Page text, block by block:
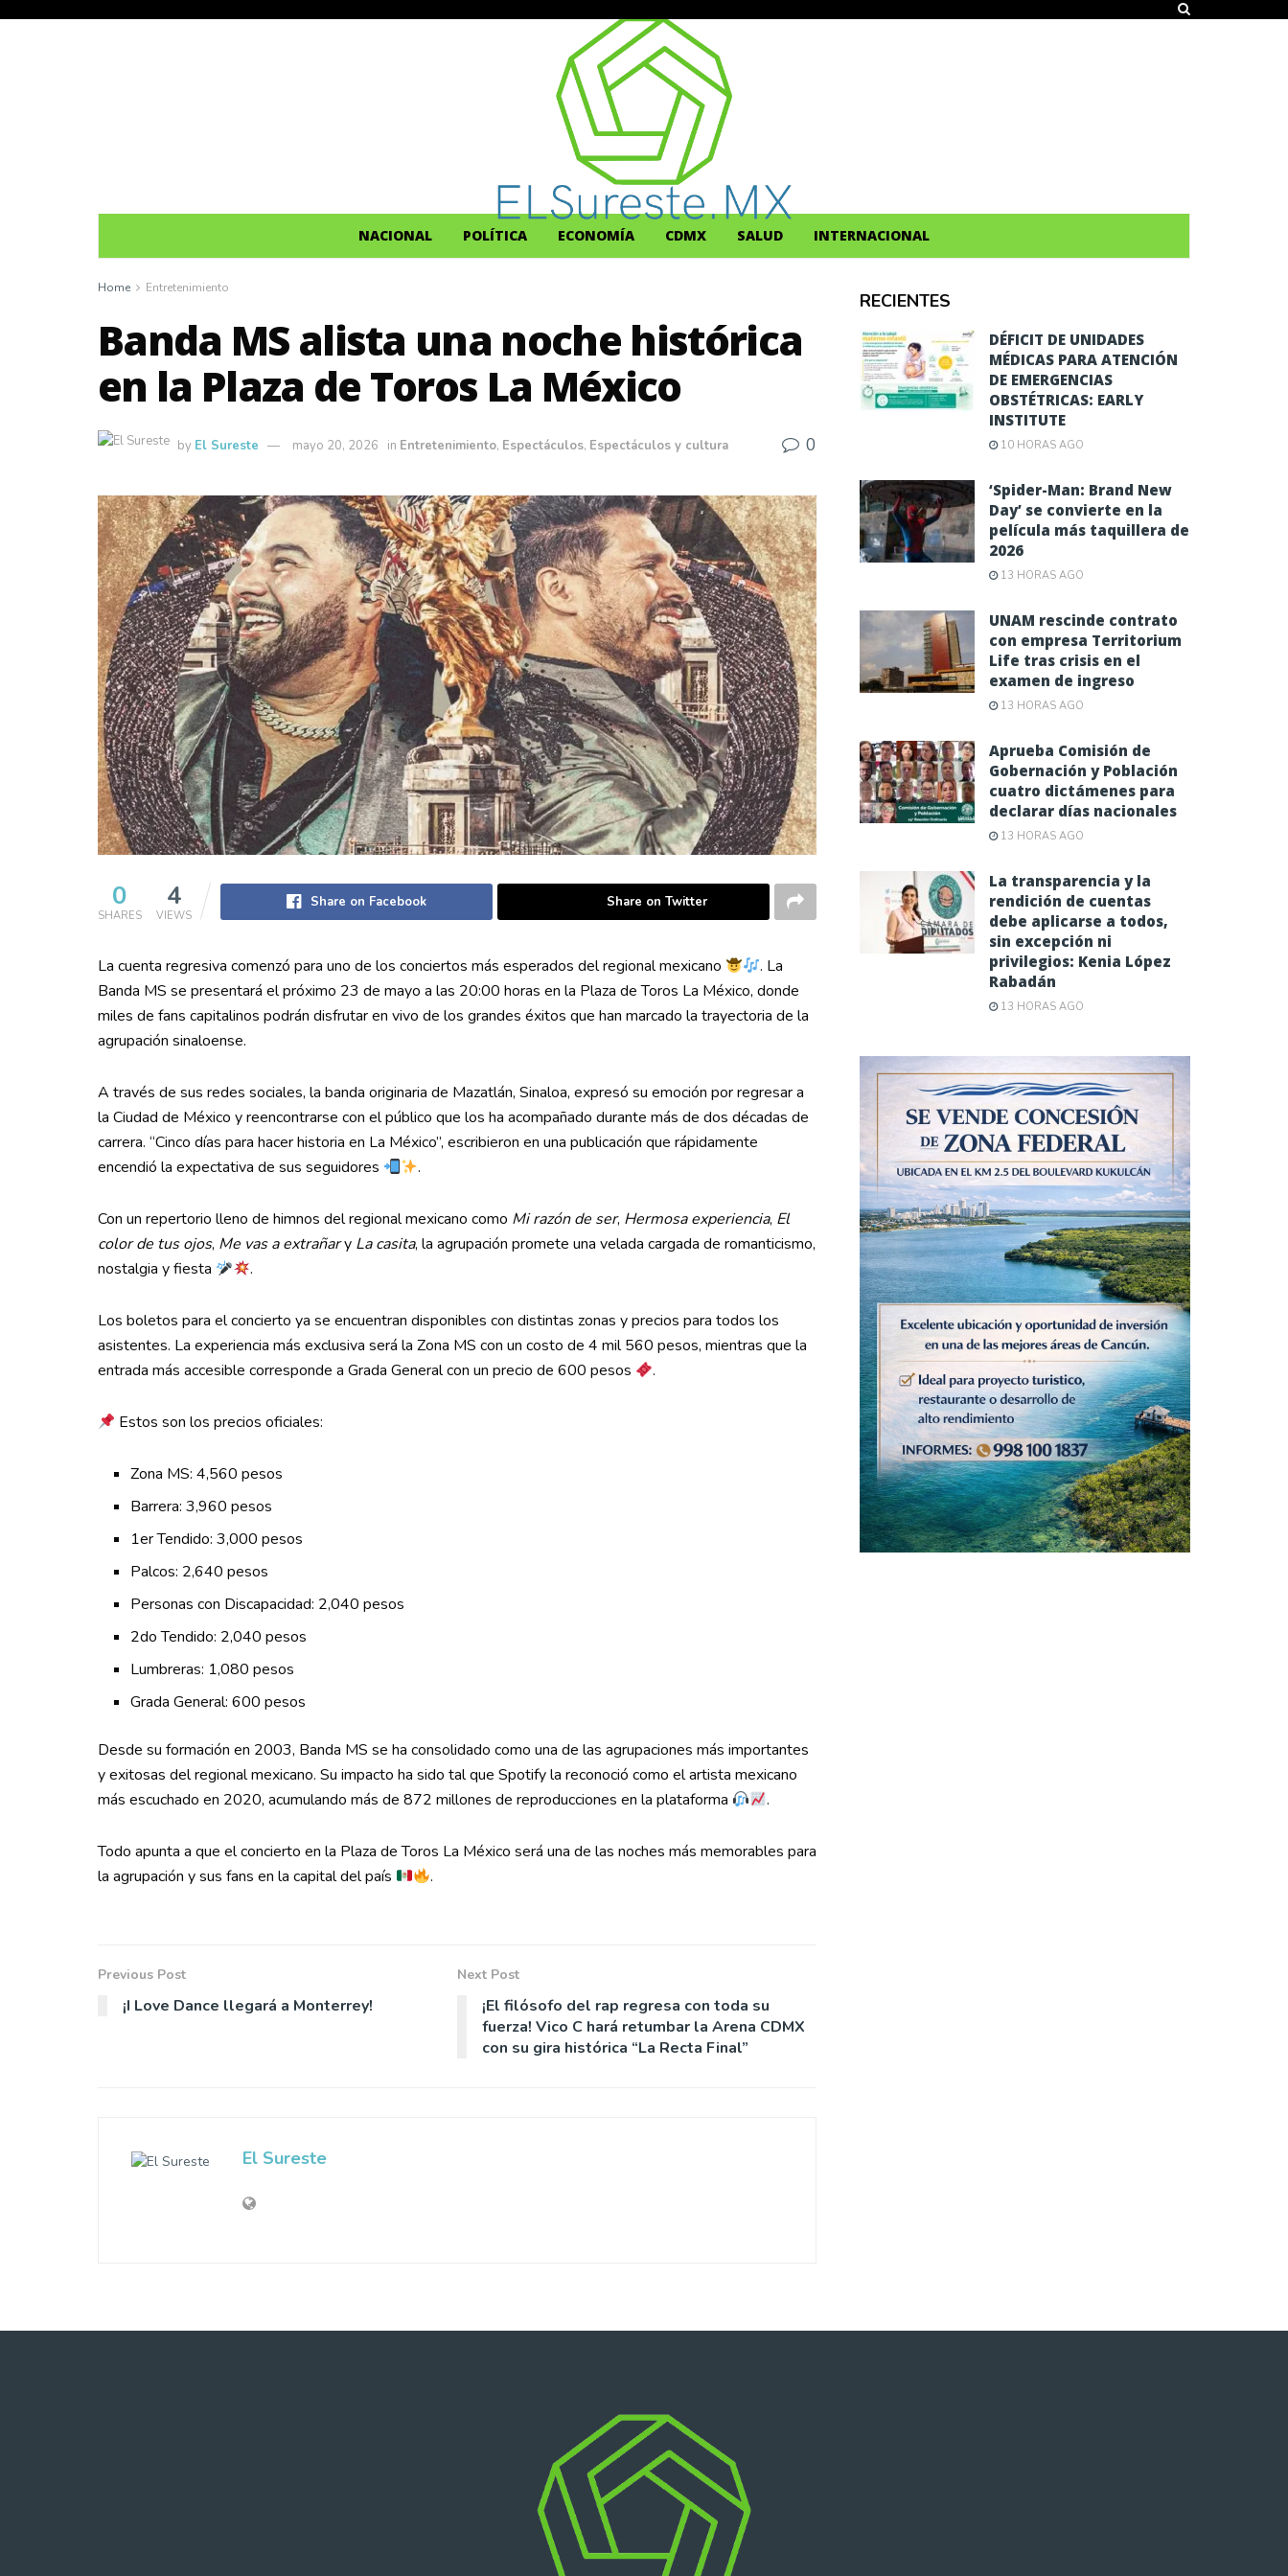
NACIONAL POLÍTICA ECONOMÍA CDMX SALUD INTERNACIONAL
Home Entretenimiento
Banda MS alista una noche histórica
en la Plaza de Toros La México
by El Sureste mayo 20, 2026 in Entretenimiento, Espectáculos, Espectáculos y cultura 0
0
SHARES
4
VIEWS
Share on Facebook Share on Twitter
La cuenta regresiva comenzó para uno de los conciertos más esperados del regional mexicano
. La
Banda MS se presentará el próximo 23 de mayo a las 20:00 horas en la Plaza de Toros La México, donde
miles de fans capitalinos podrán disfrutar en vivo de los grandes éxitos que han marcado la trayectoria de la
agrupación sinaloense.
A través de sus redes sociales, la banda originaria de Mazatlán, Sinaloa, expresó su emoción por regresar a
la Ciudad de México y reencontrarse con el público que los ha acompañado durante más de dos décadas de
carrera. “Cinco días para hacer historia en La México”, escribieron en una publicación que rápidamente
encendió la expectativa de sus seguidores
.
Con un repertorio lleno de himnos del regional mexicano como Mi razón de ser, Hermosa experiencia, El
color de tus ojos, Me vas a extrañary La casita, la agrupación promete una velada cargada de romanticismo,
nostalgia y fiesta
.
Los boletos para el concierto ya se encuentran disponibles con distintas zonas y precios para todos los
asistentes. La experiencia más exclusiva será la Zona MS con un costo de 4 mil 560 pesos, mientras que la
entrada más accesible corresponde a Grada General con un precio de 600 pesos
.
Estos son los precios oficiales:
Zona MS: 4,560 pesos
Barrera: 3,960 pesos
1er Tendido: 3,000 pesos
Palcos: 2,640 pesos
Personas con Discapacidad: 2,040 pesos
2do Tendido: 2,040 pesos
Lumbreras: 1,080 pesos
Grada General: 600 pesos
Desde su formación en 2003, Banda MS se ha consolidado como una de las agrupaciones más importantes
y exitosas del regional mexicano. Su impacto ha sido tal que Spotify la reconoció como el artista mexicano
más escuchado en 2020, acumulando más de 872 millones de reproducciones en la plataforma
.
Todo apunta a que el concierto en la Plaza de Toros La México será una de las noches más memorables para
la agrupación y sus fans en la capital del país
.
Previous Post
¡I Love Dance llegará a Monterrey!
Next Post
¡El filósofo del rap regresa con toda su
fuerza! Vico C hará retumbar la Arena CDMX
con su gira histórica “La Recta Final”
El Sureste
RECIENTES
DÉFICIT DE UNIDADES
MÉDICAS PARA ATENCIÓN
DE EMERGENCIAS
OBSTÉTRICAS: EARLY
INSTITUTE
10 HORAS AGO
‘Spider-Man: Brand New
Day’ se convierte en la
película más taquillera de
2026
13 HORAS AGO
UNAM rescinde contrato
con empresa Territorium
Life tras crisis en el
examen de ingreso
13 HORAS AGO
Aprueba Comisión de
Gobernación y Población
cuatro dictámenes para
declarar días nacionales
13 HORAS AGO
La transparencia y la
rendición de cuentas
debe aplicarse a todos,
sin excepción ni
privilegios: Kenia López
Rabadán
13 HORAS AGO